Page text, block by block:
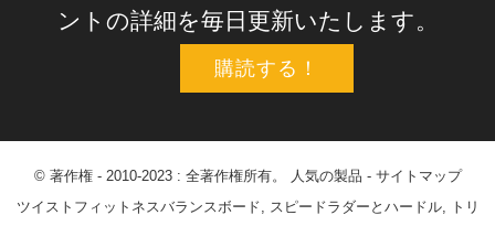
ントの詳細を毎日更新いたします。
購読する！
© 著作権 - 2010-2023 : 全著作権所有。 人気の製品 - サイトマップ
ツイストフィットネスバランスボード
スピードラダーとハードル, トリ